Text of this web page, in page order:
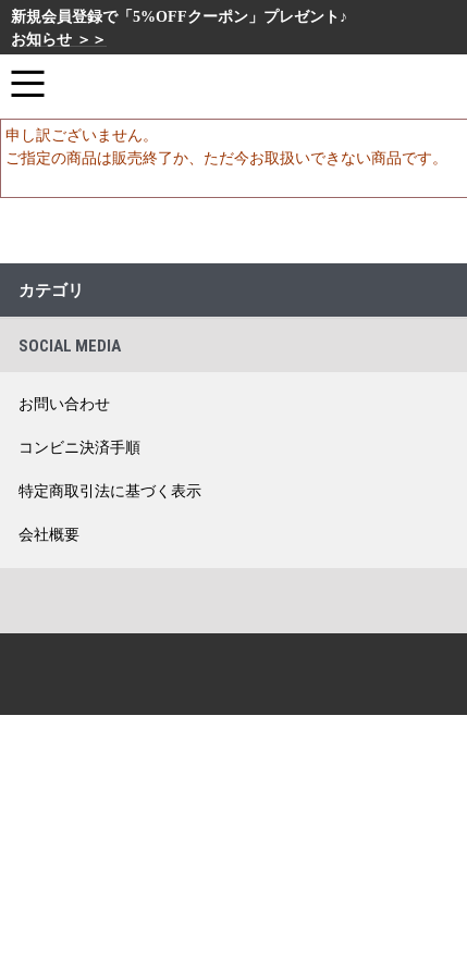
新規会員登録で「5%OFFクーポン」プレゼント♪
お知らせ ＞＞
申し訳ございません。
ご指定の商品は販売終了か、ただ今お取扱いできない商品です。
カテゴリ
SOCIAL MEDIA
お問い合わせ
コンビニ決済手順
特定商取引法に基づく表示
会社概要